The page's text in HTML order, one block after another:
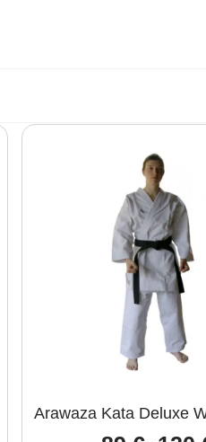
Arawaza Kata Deluxe